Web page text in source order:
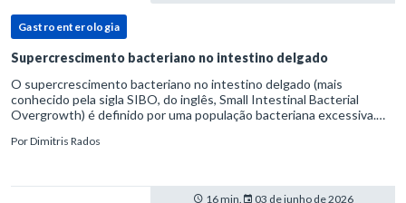
Gastroenterologia
Supercrescimento bacteriano no intestino delgado
O supercrescimento bacteriano no intestino delgado (mais
conhecido pela sigla SIBO, do inglês, Small Intestinal Bacterial
Overgrowth) é definido por uma população bacteriana excessiva.
PorDimitris Rados
16 min. 03 de junho de 2026